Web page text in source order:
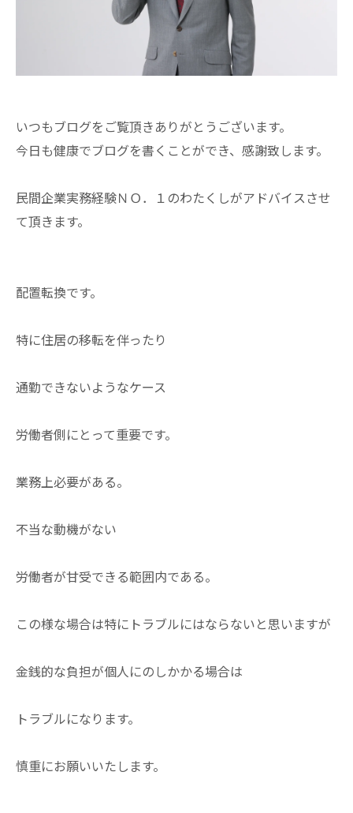
いつもブログをご覧頂きありがとうございます。
今日も健康でブログを書くことができ、感謝致します。
民間企業実務経験ＮＯ．１のわたくしがアドバイスさせ
て頂きます。
配置転換です。
特に住居の移転を伴ったり
通勤できないようなケース
労働者側にとって重要です。
業務上必要がある。
不当な動機がない
労働者が甘受できる範囲内である。
この様な場合は特にトラブルにはならないと思いますが
金銭的な負担が個人にのしかかる場合は
トラブルになります。
慎重にお願いいたします。